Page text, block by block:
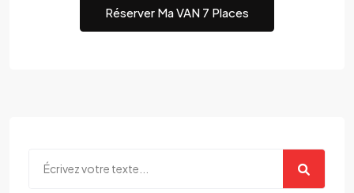
Réserver Ma VAN 7 Places